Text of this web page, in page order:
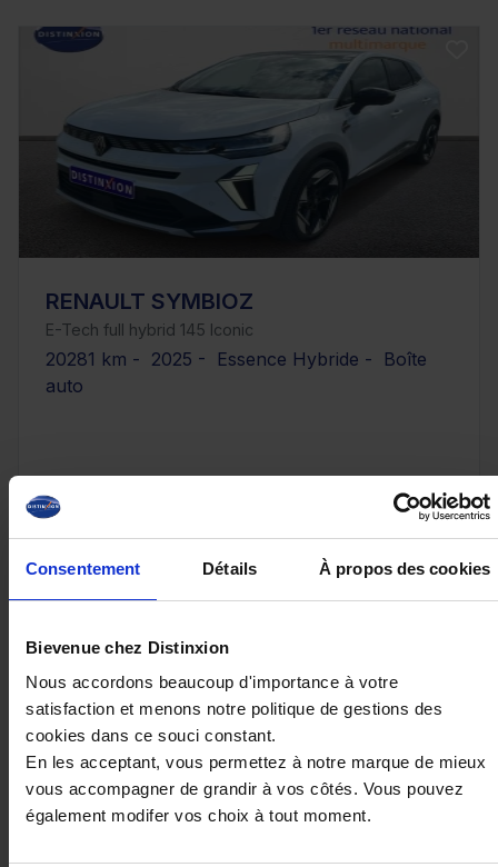
Consentement Détails À propos des cookies
Bievenue chez Distinxion
Nous accordons beaucoup d'importance à votre
satisfaction et menons notre politique de gestions des
cookies dans ce souci constant.
En les acceptant, vous permettez à notre marque de mieux
vous accompagner de grandir à vos côtés. Vous pouvez
également modifer vos choix à tout moment.
RENAULT SYMBIOZ
E-Tech full hybrid 145 Iconic
20281 km - 2025 - Essence Hybride - Boîte
auto
28 490€
ou à partir de468.17 €/mois